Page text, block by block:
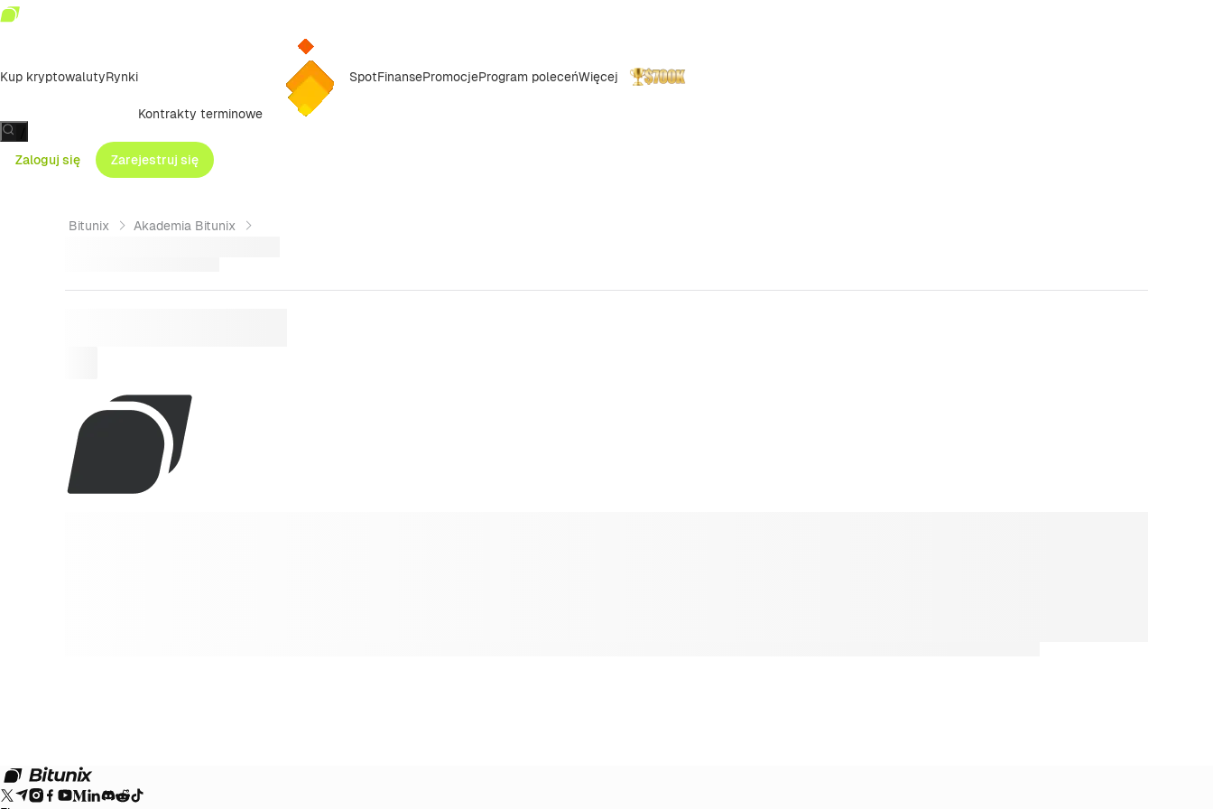
Kup kryptowalutyRynki
Kontrakty terminowe
SpotFinansePromocjeProgram poleceńWięcej
Zaloguj się
Zarejestruj się
Bitunix Akademia Bitunix